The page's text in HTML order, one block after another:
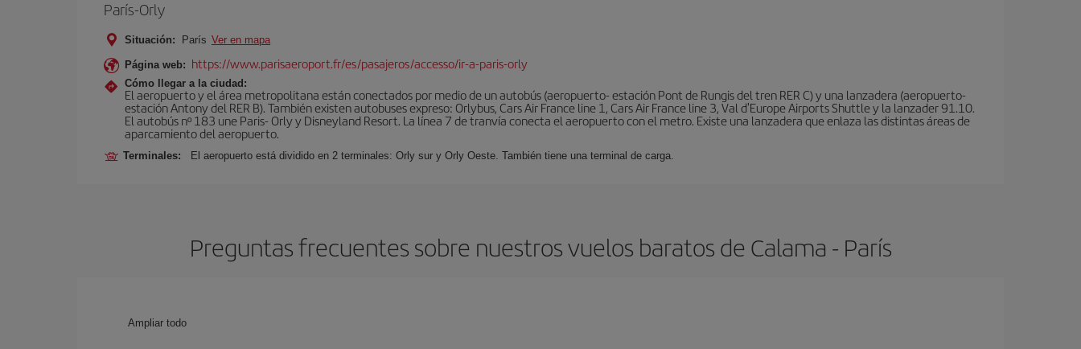
París-Orly
Situación: París Ver en mapa
Página web: https://www.parisaeroport.fr/es/pasajeros/accesso/ir-a-paris-orly
Cómo llegar a la ciudad:
El aeropuerto y el área metropolitana están conectados por medio de un autobús (aeropuerto- estación Pont de Rungis del tren RER C) y una lanzadera (aeropuerto-
estación Antony del RER B). También existen autobuses expreso: Orlybus, Cars Air France line 1, Cars Air France line 3, Val d'Europe Airports Shuttle y la lanzader 91.10.
El autobús nº 183 une Paris- Orly y Disneyland Resort. La línea 7 de tranvía conecta el aeropuerto con el metro. Existe una lanzadera que enlaza las distintas áreas de
aparcamiento del aeropuerto.
Terminales: El aeropuerto está dividido en 2 terminales: Orly sur y Orly Oeste. También tiene una terminal de carga.
Preguntas frecuentes sobre nuestros vuelos baratos de Calama - París
Ampliar todo